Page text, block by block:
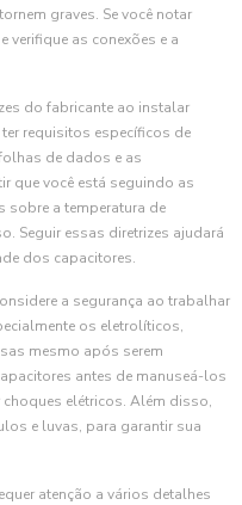
graves. Se você notar
verifique as conexões e a
do fabricante ao instalar
requisitos específicos de
de dados e as
que você está seguindo as
sobre a temperatura de
Seguir essas diretrizes ajudará
dos capacitores.
a segurança ao trabalhar
os eletrolíticos,
mesmo após serem
antes de manuseá-los
elétricos. Além disso,
e luvas, para garantir sua
atenção a vários detalhes